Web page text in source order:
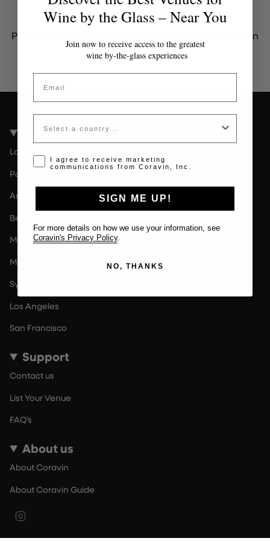
Token inválido o expirado
Por favor contacta al administrador para obtener un
token válido.
Coravin Guide Locations
London
Paris
Amsterdam
Berlin
Milan
Melbourne
Sydney
Los Angeles
San Francisco
Support
Contact us
List Your Venue
FAQ’s
About us
About Coravin
About Coravin Guide
Wine by the Glass – Near You
Join now to receive access to the greatest
wine by-the-glass experiences
Email
Country
Opt-in disclaimer
I agree to receive marketing
communications from Coravin, Inc.
SIGN ME UP!
For more details on how we use your information, see
Coravin's Privacy Policy
NO, THANKS